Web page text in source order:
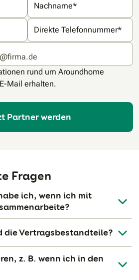
Nachname*
Direkte Telefonnummer*
rund um Aroundhome
Mail erhalten.
Partner werden
Fragen
ich, wenn ich mit
die Vertragsbestandteile?
z. B. wenn ich in den